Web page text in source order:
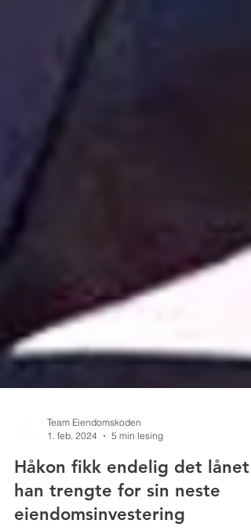
1. feb. 2024
5 min lesing
Håkon fikk endelig det lånet
han trengte for sin neste